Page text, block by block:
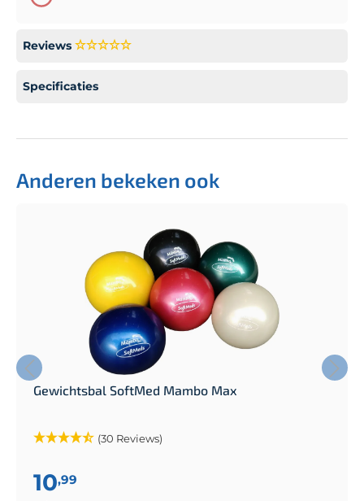
Reviews
Specificaties
Anderen bekeken ook
Gewichtsbal SoftMed Mambo Max
(30 Reviews)
10,99